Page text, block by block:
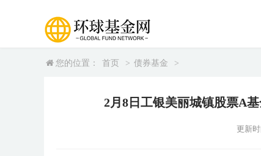
您的位置： 首页 > 债券基金 >
2月8日工银美丽城镇股票A
更新